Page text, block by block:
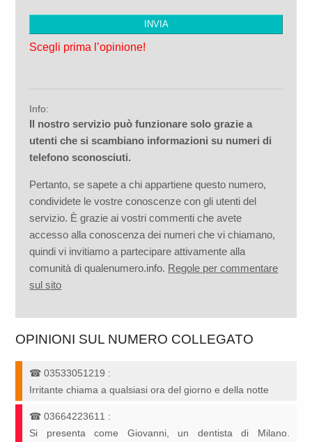
Scegli prima l’opinione!
Info:
Il nostro servizio può funzionare solo grazie a
utenti che si scambiano informazioni su numeri di
telefono sconosciuti.
Pertanto, se sapete a chi appartiene questo numero,
condividete le vostre conoscenze con gli utenti del
servizio. È grazie ai vostri commenti che avete
accesso alla conoscenza dei numeri che vi chiamano,
quindi vi invitiamo a partecipare attivamente alla
comunità di qualenumero.info. Regole per commentare
sul sito
OPINIONI SUL NUMERO COLLEGATO
☎03533051219 :
Irritante chiama a qualsiasi ora del giorno e della notte
☎03664223611 :
Si presenta come Giovanni, un dentista di Milano.